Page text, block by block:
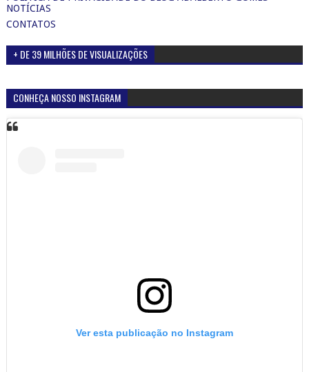
NOTÍCIAS
CONTATOS
+ DE 39 MILHÕES DE VISUALIZAÇÕES
CONHEÇA NOSSO INSTAGRAM
Ver esta publicação no Instagram